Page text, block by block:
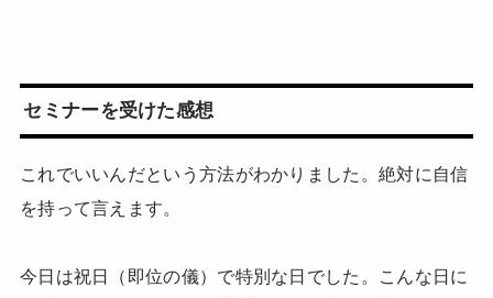
セミナーを受けた感想
これでいいんだという方法がわかりました。絶対に自信
を持って言えます。
今日は祝日（即位の儀）で特別な日でした。こんな日に